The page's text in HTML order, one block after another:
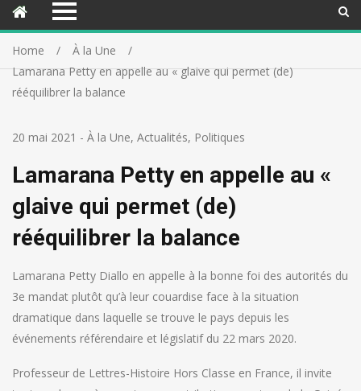
Home
À la Une
Lamarana Petty en appelle au « glaive qui permet (de)
rééquilibrer la balance
20 mai 2021 - À la Une, Actualités, Politiques
Lamarana Petty en appelle au «
glaive qui permet (de)
rééquilibrer la balance
Lamarana Petty Diallo en appelle à la bonne foi des autorités du
3e mandat plutôt qu’à leur couardise face à la situation
dramatique dans laquelle se trouve le pays depuis les
événements référendaire et législatif du 22 mars 2020.
Professeur de Lettres-Histoire Hors Classe en France, il invite